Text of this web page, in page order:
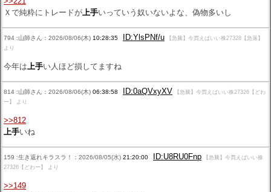
Ｘで純粋にトレードが上手いっていう奴いないよな、偽物多いし
794 :山師さん：2026/08/06(木) 10:28:35 ID:YlsPNf/u
【急騰】今買えばいい株27328【急落】
より
今年は上手い人ほど損してますね
814 :山師さん：2026/08/06(木) 06:38:58 ID:0aQVxyXV
【急騰】今買えばいい株27326【どわ
ー】 より
>>812
上手いね
159 :生き返れキラスラ！：2026/08/05(水) 21:20:00 ID:U8RU0Fnp
【急騰】今買えばいい株
27326【どわー】 より
>>149